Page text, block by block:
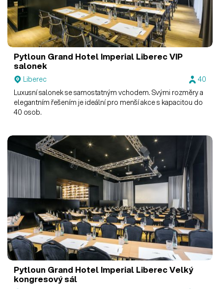
Pytloun Grand Hotel Imperial LiberecVIP
salonek
Liberec
40
Luxusní salonek se samostatným vchodem. Svými rozměry a
elegantním řešením je ideální pro menší akce s kapacitou do
40 osob.
Pytloun Grand Hotel Imperial LiberecVelký
kongresový sál